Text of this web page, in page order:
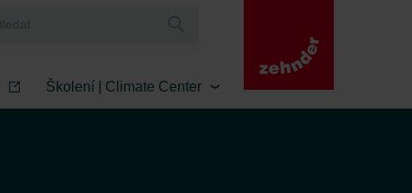
Školení | Climate Center